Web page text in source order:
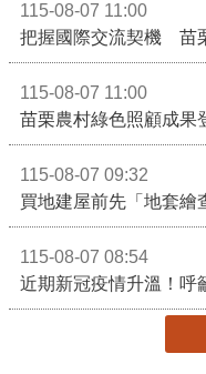
115-08-07 11:00
115-08-07 11:00
115-08-07 09:32
115-08-07 08:54